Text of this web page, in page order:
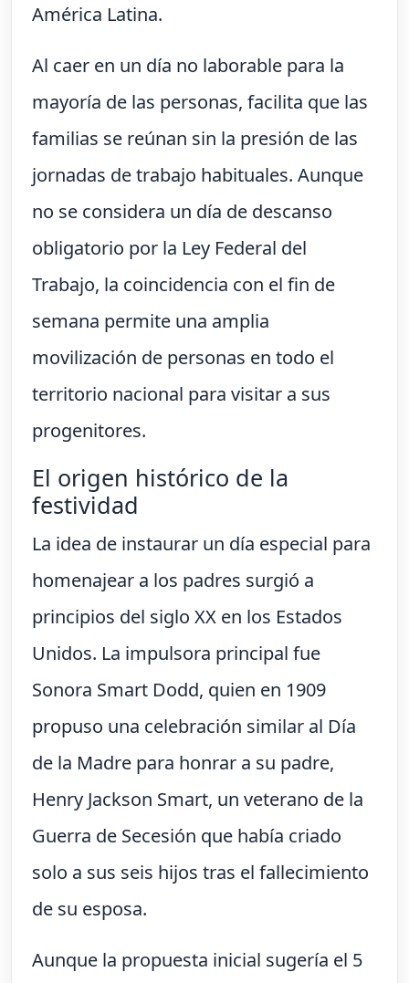
América Latina.
Al caer en un día no laborable para la
mayoría de las personas, facilita que las
familias se reúnan sin la presión de las
jornadas de trabajo habituales. Aunque
no se considera un día de descanso
obligatorio por la Ley Federal del
Trabajo, la coincidencia con el fin de
semana permite una amplia
movilización de personas en todo el
territorio nacional para visitar a sus
progenitores.
El origen histórico de la
festividad
La idea de instaurar un día especial para
homenajear a los padres surgió a
principios del siglo XX en los Estados
Unidos. La impulsora principal fue
Sonora Smart Dodd, quien en 1909
propuso una celebración similar al Día
de la Madre para honrar a su padre,
Henry Jackson Smart, un veterano de la
Guerra de Secesión que había criado
solo a sus seis hijos tras el fallecimiento
de su esposa.
Aunque la propuesta inicial sugería el 5